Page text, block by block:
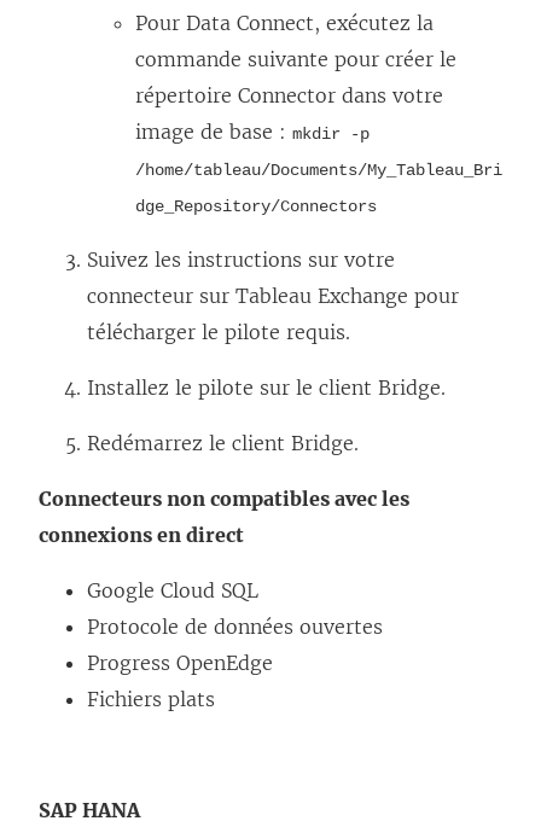
l
l
e
e
n
t
r
e
)
v
r
e
a
n
n
Pour Data Connect, exécutez la
commande suivante pour créer le
répertoire Connector dans votre
image de base : mkdir -p
/home/tableau/Documents/My_Tableau_Bri
dge_Repository/Connectors
Suivez les instructions sur votre
connecteur sur Tableau Exchange pour
télécharger le pilote requis.
Installez le pilote sur le client Bridge.
Redémarrez le client Bridge.
Connecteurs non compatibles avec les
connexions en direct
Google Cloud SQL
Protocole de données ouvertes
Progress OpenEdge
Fichiers plats
SAP HANA